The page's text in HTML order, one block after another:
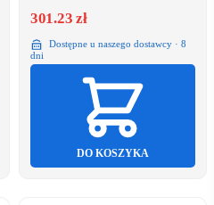
301.23 zł
Dostępne u naszego dostawcy · 8
dni
DO KOSZYKA